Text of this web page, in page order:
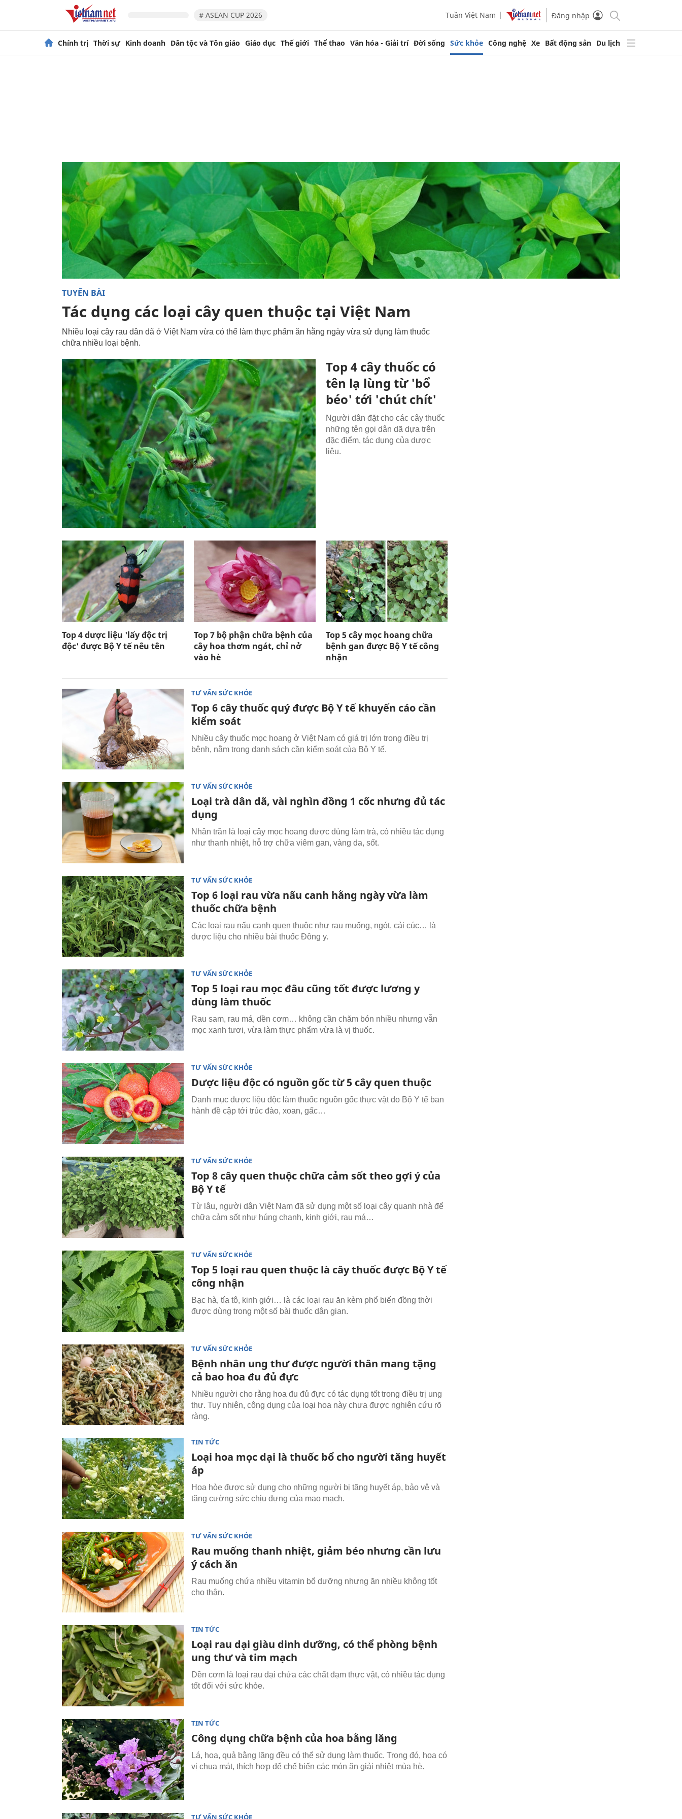
# ASEAN CUP 2026 Tuần Việt Nam Đăng nhập
Chính trị Thời sự Kinh doanh Dân tộc và Tôn giáo Giáo dục Thế giới Thể thao Văn hóa - Giải trí Đời sống Sức khỏe Công nghệ Xe Bất động sản Du lịch
TUYẾN BÀI
Tác dụng các loại cây quen thuộc tại Việt Nam
Nhiều loại cây rau dân dã ở Việt Nam vừa có thể làm thực phẩm ăn hằng ngày vừa sử dụng làm thuốc
chữa nhiều loại bệnh.
Top 4 cây thuốc có
tên lạ lùng từ 'bổ
béo' tới 'chút chít'
Người dân đặt cho các cây thuốc
những tên gọi dân dã dựa trên
đặc điểm, tác dụng của dược
liệu.
Top 4 dược liệu 'lấy độc trị
độc' được Bộ Y tế nêu tên
Top 7 bộ phận chữa bệnh của
cây hoa thơm ngát, chỉ nở
vào hè
Top 5 cây mọc hoang chữa
bệnh gan được Bộ Y tế công
nhận
TƯ VẤN SỨC KHỎE
Top 6 cây thuốc quý được Bộ Y tế khuyến cáo cần
kiểm soát
Nhiều cây thuốc mọc hoang ở Việt Nam có giá trị lớn trong điều trị
bệnh, nằm trong danh sách cần kiểm soát của Bộ Y tế.
TƯ VẤN SỨC KHỎE
Loại trà dân dã, vài nghìn đồng 1 cốc nhưng đủ tác
dụng
Nhân trần là loại cây mọc hoang được dùng làm trà, có nhiều tác dụng
như thanh nhiệt, hỗ trợ chữa viêm gan, vàng da, sốt.
TƯ VẤN SỨC KHỎE
Top 6 loại rau vừa nấu canh hằng ngày vừa làm
thuốc chữa bệnh
Các loại rau nấu canh quen thuộc như rau muống, ngót, cải cúc… là
dược liệu cho nhiều bài thuốc Đông y.
TƯ VẤN SỨC KHỎE
Top 5 loại rau mọc đâu cũng tốt được lương y
dùng làm thuốc
Rau sam, rau má, dền cơm… không cần chăm bón nhiều nhưng vẫn
mọc xanh tươi, vừa làm thực phẩm vừa là vị thuốc.
TƯ VẤN SỨC KHỎE
Dược liệu độc có nguồn gốc từ 5 cây quen thuộc
Danh mục dược liệu độc làm thuốc nguồn gốc thực vật do Bộ Y tế ban
hành đề cập tới trúc đào, xoan, gấc…
TƯ VẤN SỨC KHỎE
Top 8 cây quen thuộc chữa cảm sốt theo gợi ý của
Bộ Y tế
Từ lâu, người dân Việt Nam đã sử dụng một số loại cây quanh nhà để
chữa cảm sốt như húng chanh, kinh giới, rau má…
TƯ VẤN SỨC KHỎE
Top 5 loại rau quen thuộc là cây thuốc được Bộ Y tế
công nhận
Bạc hà, tía tô, kinh giới… là các loại rau ăn kèm phổ biến đồng thời
được dùng trong một số bài thuốc dân gian.
TƯ VẤN SỨC KHỎE
Bệnh nhân ung thư được người thân mang tặng
cả bao hoa đu đủ đực
Nhiều người cho rằng hoa đu đủ đực có tác dụng tốt trong điều trị ung
thư. Tuy nhiên, công dụng của loại hoa này chưa được nghiên cứu rõ
ràng.
TIN TỨC
Loại hoa mọc dại là thuốc bổ cho người tăng huyết
áp
Hoa hòe được sử dụng cho những người bị tăng huyết áp, bảo vệ và
tăng cường sức chịu đựng của mao mạch.
TƯ VẤN SỨC KHỎE
Rau muống thanh nhiệt, giảm béo nhưng cần lưu
ý cách ăn
Rau muống chứa nhiều vitamin bổ dưỡng nhưng ăn nhiều không tốt
cho thận.
TIN TỨC
Loại rau dại giàu dinh dưỡng, có thể phòng bệnh
ung thư và tim mạch
Dền cơm là loại rau dại chứa các chất đạm thực vật, có nhiều tác dụng
tốt đối với sức khỏe.
TIN TỨC
Công dụng chữa bệnh của hoa bằng lăng
Lá, hoa, quả bằng lăng đều có thể sử dụng làm thuốc. Trong đó, hoa có
vị chua mát, thích hợp để chế biến các món ăn giải nhiệt mùa hè.
TƯ VẤN SỨC KHỎE